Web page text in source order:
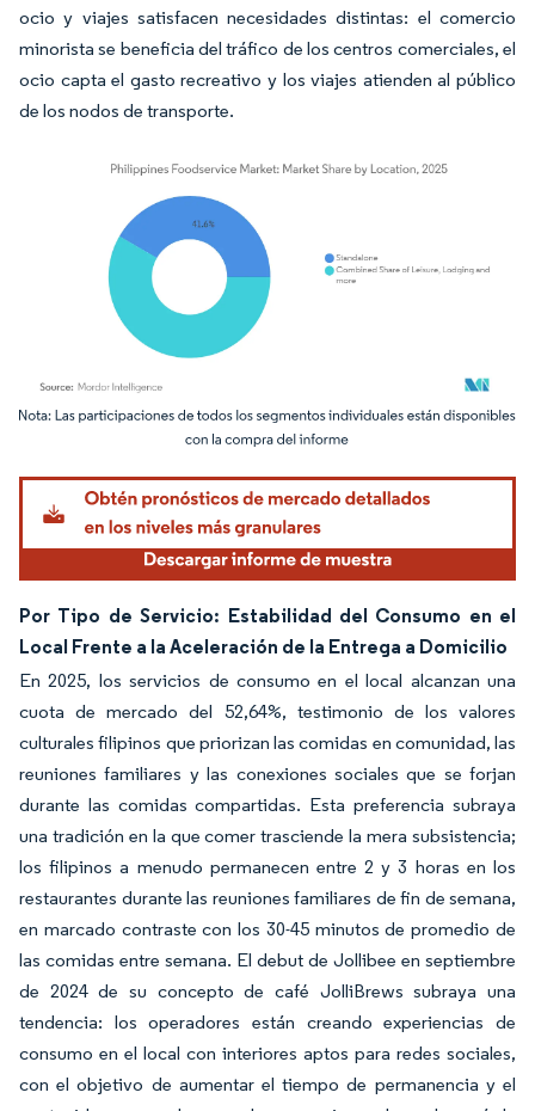
ocio y viajes satisfacen necesidades distintas: el comercio
minorista se beneficia del tráfico de los centros comerciales, el
ocio capta el gasto recreativo y los viajes atienden al público
de los nodos de transporte.
Imagen © Mordor Intelligence. El uso requiere atribución según CC BY 4.0.
Por Tipo de Servicio: Estabilidad del Consumo en el
Local Frente a la Aceleración de la Entrega a Domicilio
En 2025, los servicios de consumo en el local alcanzan una
cuota de mercado del 52,64%, testimonio de los valores
culturales filipinos que priorizan las comidas en comunidad, las
reuniones familiares y las conexiones sociales que se forjan
durante las comidas compartidas. Esta preferencia subraya
una tradición en la que comer trasciende la mera subsistencia;
los filipinos a menudo permanecen entre 2 y 3 horas en los
restaurantes durante las reuniones familiares de fin de semana,
en marcado contraste con los 30-45 minutos de promedio de
las comidas entre semana. El debut de Jollibee en septiembre
de 2024 de su concepto de café JolliBrews subraya una
tendencia: los operadores están creando experiencias de
consumo en el local con interiores aptos para redes sociales,
con el objetivo de aumentar el tiempo de permanencia y el